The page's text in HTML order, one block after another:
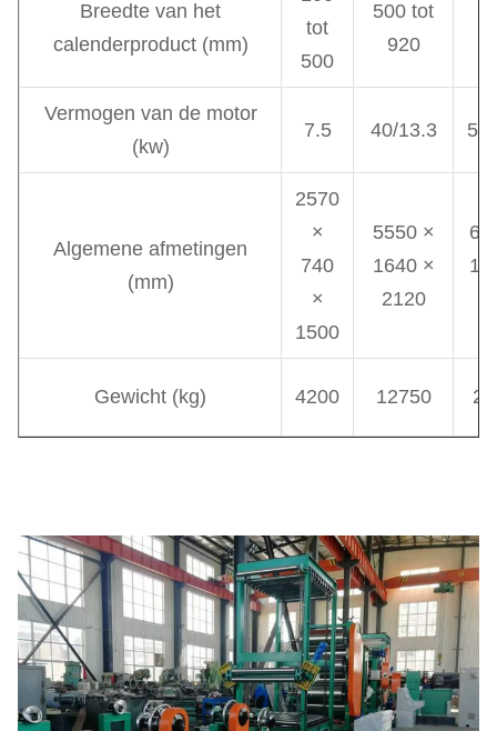
Breedte van het
calenderproduct (mm)
tot
500
500 tot
920
Vermogen van de motor
(kw)
7.5 40/13.3
Algemene afmetingen
(mm)
2570
×
740
×
1500
5550 ×
1640 ×
2120
Gewicht (kg) 4200 12750